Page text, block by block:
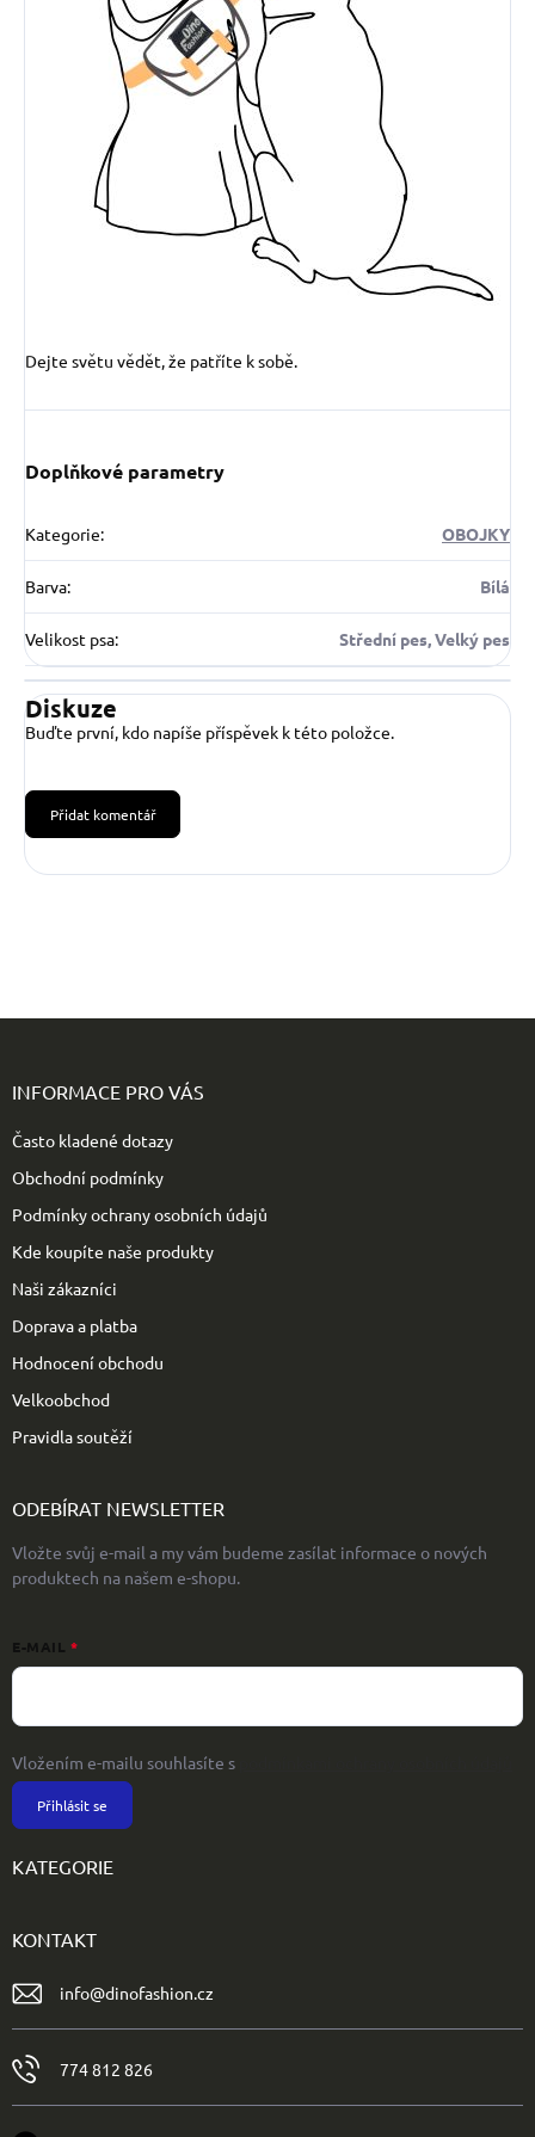
Dejte světu vědět, že patříte k sobě.
Doplňkové parametry
Kategorie: OBOJKY
Barva: Bílá
Velikost psa: Střední pes, Velký pes
Diskuze
Buďte první, kdo napíše příspěvek k této položce.
Přidat komentář
INFORMACE PRO VÁS
Často kladené dotazy
Obchodní podmínky
Podmínky ochrany osobních údajů
Kde koupíte naše produkty
Naši zákazníci
Doprava a platba
Hodnocení obchodu
Velkoobchod
Pravidla soutěží
ODEBÍRAT NEWSLETTER
Vložte svůj e-mail a my vám budeme zasílat informace o nových
produktech na našem e-shopu.
E-MAIL
Vložením e-mailu souhlasíte s
Přihlásit se
KATEGORIE
KONTAKT
info@dinofashion.cz
774 812 826